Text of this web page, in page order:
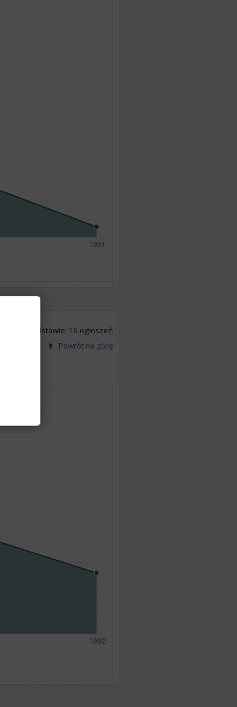
Na podstawie: 16 ogłoszeń
Powrót na górę